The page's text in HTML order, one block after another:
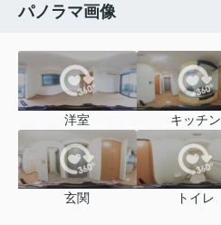
パノラマ画像
洋室 キッチン
玄関 トイレ